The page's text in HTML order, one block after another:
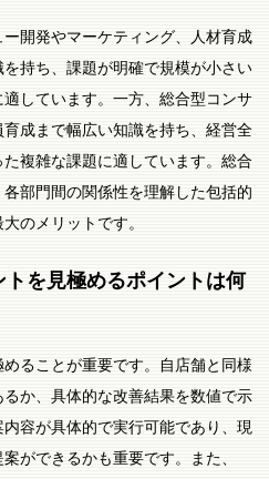
開発やマーケティング、人材育成
持ち、課題が明確で規模が小さい
しています。一方、総合型コンサ
成まで幅広い知識を持ち、経営全
複雑な課題に適しています。総合
部門間の関係性を理解した包括的
のメリットです。
を見極めるポイントは何
ることが重要です。自店舗と同様
か、具体的な改善結果を数値で示
容が具体的で実行可能であり、現
ができるかも重要です。また、